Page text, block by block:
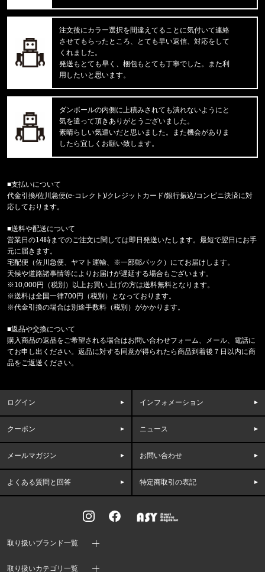
東京都のお客様ご注文ありがとうございます。
CARHARTT/カーハート
M IRVINE RELAXED BLOCK CA
東京都のお客様ご注文ありがとうございます。
reversal/リバーサル
福岡県のお客様ご注文ありがとうございます。
COLUMBIA/コロンビア
福岡県のお客様ご注文ありがとうございます。
CALVIN KLEIN/カルバンクライン
福岡県のお客様ご注文ありがとうございます。
COLUMBIA/コロンビア
福岡県のお客様ご注文ありがとうございます。
47 Brand/フォーティーセブンブランド
'47 クリーンナップ キャップ ヤンキ
福岡県のお客様ご注文ありがとうございます。
THE NORTH FACE/ノースフェイス
M CAMPING RELAXED SHORT S
M PLANT & FLORA OVERS
福岡県のお客様ご注文ありがとうございます。
reversal/リバーサル
BIG MARK COTTON TEE rvbs0
福岡県のお客様ご注文ありがとうございます。
Carhartt WIP/カーハートダブルアイピー
注文後にカラー選択を間違えてることに気付いて連絡
させてもらったところ、とても早い返信、対応をして
くれました。
発送もとても早く、梱包もとても丁寧でした。また利
用したいと思います。
ダンボールの内側に上積みされても潰れないようにと
気を遣って頂きありがとうございました。
素晴らしい気遣いだと思いました。また機会がありま
したら宜しくお願い致します。
■支払いについて
代金引換/佐川急便(e-コレクト)/クレジットカード/銀行振込/コンビニ決済に対
応しております。
■送料や配送について
営業日の14時までのご注文に関しては即日発送いたします。最短で翌日にお手
元に届きます。
宅配便（佐川急便、ヤマト運輸、※一部郵パック）にてお届けします。
天候や道路諸事情等によりお届けが遅延する場合もございます。
※10,000円（税別）以上お買い上げの方は送料無料となります。
※送料は全国一律700円（税別）となっております。
※代金引換の場合は別途手数料（税別）がかかります。
■返品や交換について
購入商品の返品をご希望される場合はお問い合わせフォーム、メール、電話に
てお申し出ください。返品に対する同意が得られたら商品到着後７日以内に商
品をご返送ください。
ログイン インフォメーション
クーポン ニュース
メールマガジン お問い合わせ
よくある質問と回答 特定商取引の表記
取り扱いブランド一覧
取り扱いカテゴリ一覧